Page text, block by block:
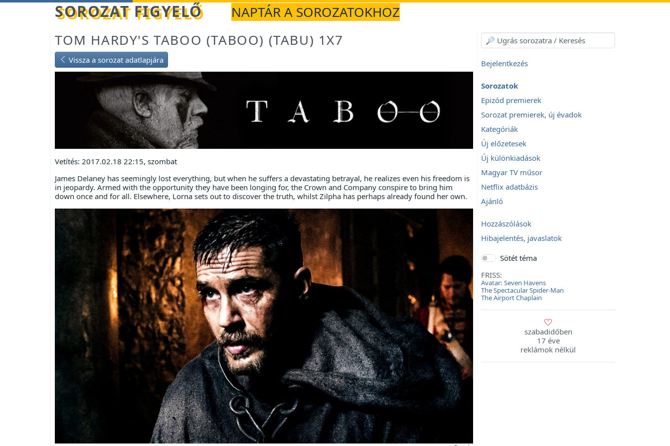
Betöltés... SOROZAT FIGYELŐ
NAPTÁR A SOROZATOKHOZ
TOM HARDY'S TABOO (TABOO) (TABU) 1X7
Vissza a sorozat adatlapjára
Vetítés: 2017.02.18 22:15, szombat
James Delaney has seemingly lost everything, but when he suffers a devastating betrayal, he realizes even his freedom is
in jeopardy. Armed with the opportunity they have been longing for, the Crown and Company conspire to bring him
down once and for all. Elsewhere, Lorna sets out to discover the truth, whilst Zilpha has perhaps already found her own.
Bejelentkezés
Sorozatok
Epizód premierek
Sorozat premierek, új évadok
Kategóriák
Új előzetesek
Új különkiadások
Magyar TV műsor
Netflix adatbázis
Ajánló
Hozzászólások
Hibajelentés, javaslatok
Sötét téma
FRISS:
Avatar: Seven Havens
The Spectacular Spider-Man
The Airport Chaplain
szabadidőben
17 éve
reklámok nélkül